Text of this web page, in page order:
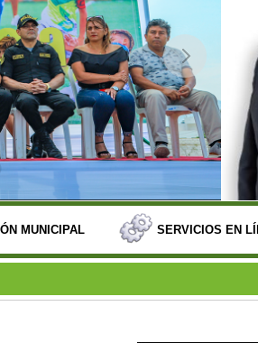
MUNICIPAL SERVICIOS EN